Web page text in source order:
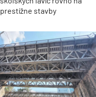
prestížne stavby